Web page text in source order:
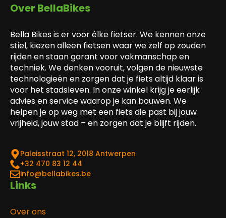
Over BellaBikes
Bella Bikes is er voor élke fietser. We kennen onze
stiel, kiezen alleen fietsen waar we zelf op zouden
rijden en staan garant voor vakmanschap en
techniek. We denken vooruit, volgen de nieuwste
technologieën en zorgen dat je fiets altijd klaar is
voor het stadsleven. In onze winkel krijg je eerlijk
advies en service waarop je kan bouwen. We
helpen je op weg met een fiets die past bij jouw
vrijheid, jouw stad – en zorgen dat je blijft rijden.
Paleisstraat 12, 2018 Antwerpen
‎+32 470 83 12 44
info@bellabikes.be
Links
Over ons